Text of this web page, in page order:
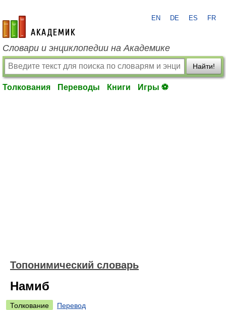
academic.ru
EN DE ES FR
Словари и энциклопедии на Академике
Найти!
Толкования Переводы Книги Игры ⚽
Топонимический словарь
Намиб
Толкование
Перевод